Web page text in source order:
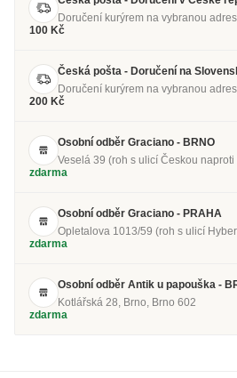
Doručení kurýrem na vybranou
100 Kč
Česká pošta - Doručení na
Doručení kurýrem na vybranou
200 Kč
Osobní odběr Graciano - BRNO
Veselá 39 (roh s ulicí Českou
zdarma
Osobní odběr Graciano - PRAHA
Opletalova 1013/59 (roh s ulicí
zdarma
Osobní odběr Antik u papouška -
Kotlářská 28, Brno, Brno 602
zdarma